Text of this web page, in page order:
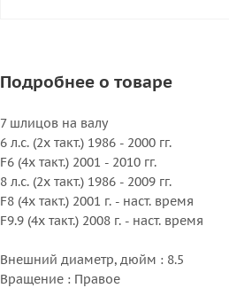
Подробнее о товаре
7 шлицов на валу
6 л.с. (2х такт.) 1986 - 2000 гг.
F6 (4х такт.) 2001 - 2010 гг.
8 л.с. (2х такт.) 1986 - 2009 гг.
F8 (4х такт.) 2001 г. - наст. время
F9.9 (4х такт.) 2008 г. - наст. время
Внешний диаметр, дюйм : 8.5
Вращение : Правое